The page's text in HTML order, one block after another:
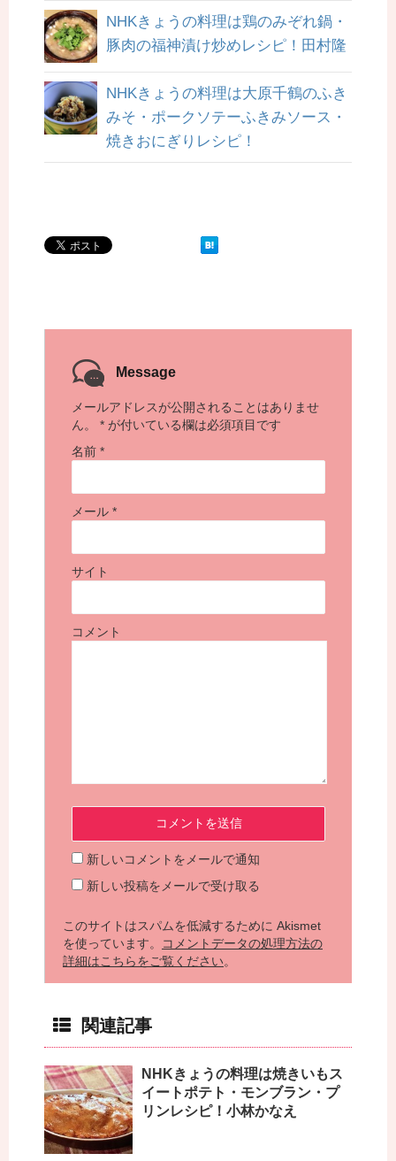
NHKきょうの料理は鶏のみぞれ鍋・
豚肉の福神漬け炒めレシピ！田村隆
NHKきょうの料理は大原千鶴のふき
みそ・ポークソテーふきみソース・
焼きおにぎりレシピ！
Message
メールアドレスが公開されることはありませ
ん。
* が付いている欄は必須項目です
名前 *
メール *
サイト
コメント
新しいコメントをメールで通知
新しい投稿をメールで受け取る
このサイトはスパムを低減するために Akismet
を使っています。
コメントデータの処理方法の
詳細はこちらをご覧ください。
関連記事
NHKきょうの料理は焼きいもス
イートポテト・モンブラン・プ
リンレシピ！小林かなえ